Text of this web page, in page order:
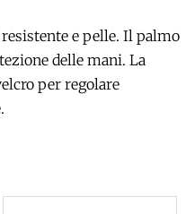
e pelle. Il palmo
delle mani. La
per regolare